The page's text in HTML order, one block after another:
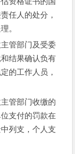
任人的处分，
。
管部门及受委
结果确认负有
的工作人员，
管部门收缴的
支付的罚款在
列支，个人支